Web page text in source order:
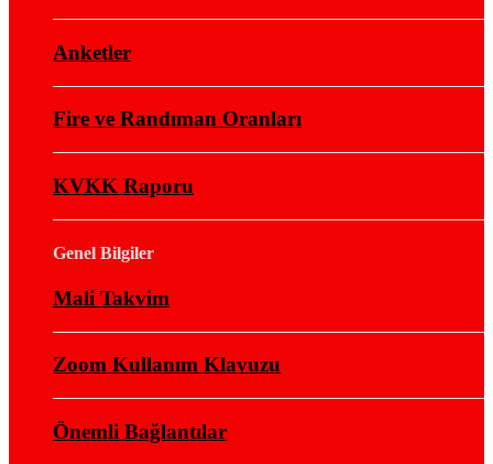
Anketler
Fire ve Randıman Oranları
KVKK Raporu
Genel Bilgiler
Mali Takvim
Zoom Kullanım Klavuzu
Önemli Bağlantılar